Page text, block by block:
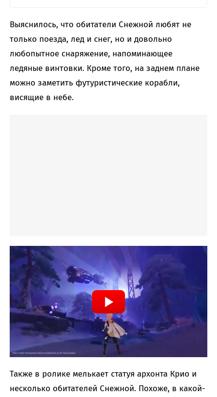
Выяснилось, что обитатели Снежной любят не
только поезда, лед и снег, но и довольно
любопытное снаряжение, напоминающее
ледяные винтовки. Кроме того, на заднем плане
можно заметить футуристические корабли,
висящие в небе.
Также в ролике мелькает статуя архонта Крио и
несколько обитателей Снежной. Похоже, в какой-